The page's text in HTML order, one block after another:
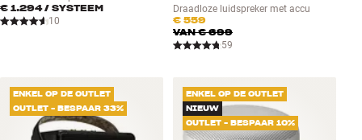
€ 1.294/ SYSTEEM
10
Draadloze luidspreker met accu
€ 559
VAN€ 699
59
ENKEL OP DE OUTLET
OUTLET - BESPAAR 33%
ENKEL OP DE OUTLET
NIEUW
OUTLET - BESPAAR 10%